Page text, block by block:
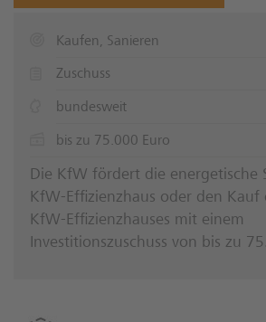
Kaufen, Sanieren
Zuschuss
bundesweit
bis zu 75.000 Euro
Die KfW fördert die energetische
KfW-Effizienzhaus oder den Kauf
KfW-Effizienzhauses mit einem
Investitionszuschuss von bis zu